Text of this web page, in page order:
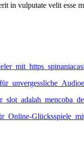
in vulputate velit esse